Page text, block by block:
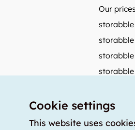
Our prices
storabble
storabble
Press coverage
Cookie settings
This website uses